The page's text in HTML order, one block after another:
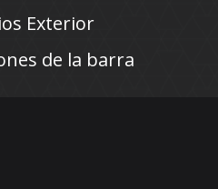
Exterior
de la barra